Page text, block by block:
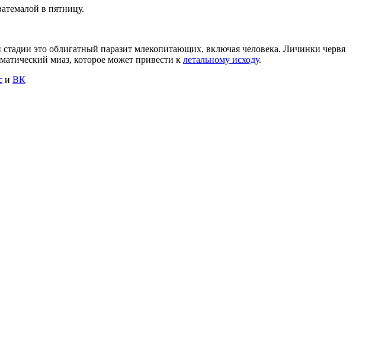
в пятницу.
это облигатный паразит млекопитающих, включая человека. Личинки червя
миаз, которое может привести к летальному исходу.
и ВК